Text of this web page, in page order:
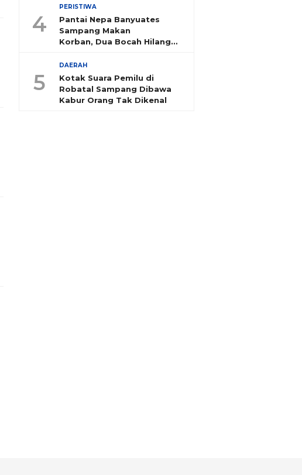
4
PERISTIWA
Pantai Nepa Banyuates
Sampang Makan
Korban, Dua Bocah Hilang
5
DAERAH
Kotak Suara Pemilu di
Robatal Sampang Dibawa
Kabur Orang Tak Dikenal